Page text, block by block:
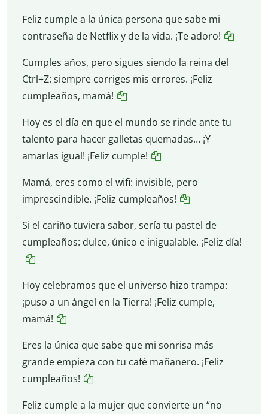
Feliz cumple a la única persona que sabe mi
contraseña de Netflix y de la vida. ¡Te adoro!
Cumples años, pero sigues siendo la reina del
Ctrl+Z: siempre corriges mis errores. ¡Feliz
cumpleaños, mamá!
Hoy es el día en que el mundo se rinde ante tu
talento para hacer galletas quemadas… ¡Y
amarlas igual! ¡Feliz cumple!
Mamá, eres como el wifi: invisible, pero
imprescindible. ¡Feliz cumpleaños!
Si el cariño tuviera sabor, sería tu pastel de
cumpleaños: dulce, único e inigualable. ¡Feliz día!
Hoy celebramos que el universo hizo trampa:
¡puso a un ángel en la Tierra! ¡Feliz cumple,
mamá!
Eres la única que sabe que mi sonrisa más
grande empieza con tu café mañanero. ¡Feliz
cumpleaños!
Feliz cumple a la mujer que convierte un “no